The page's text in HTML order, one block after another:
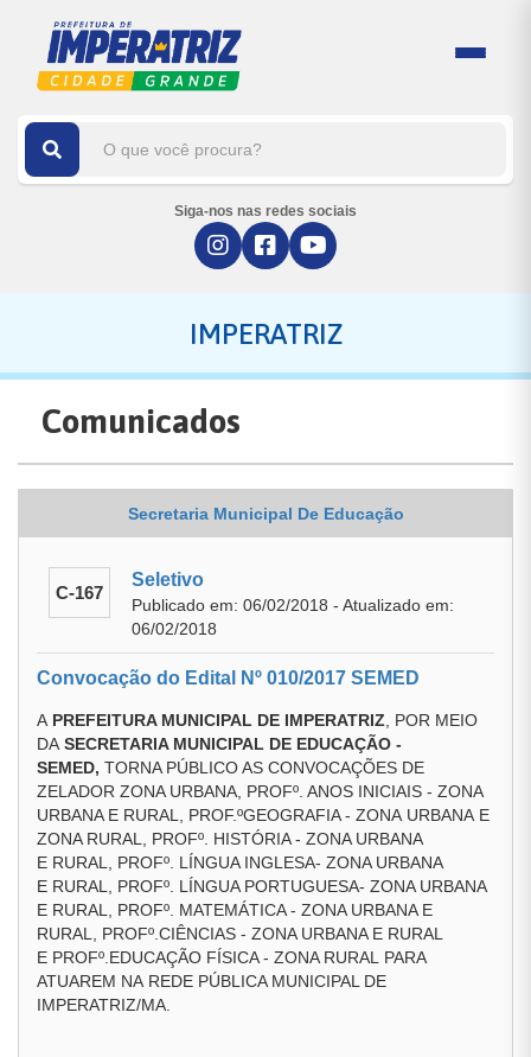
Siga-nos nas redes sociais
IMPERATRIZ
Comunicados
Secretaria Municipal De Educação
C-167
Seletivo
Publicado em: 06/02/2018 - Atualizado em:
06/02/2018
Convocação do Edital Nº 010/2017 SEMED
A PREFEITURA MUNICIPAL DE IMPERATRIZ , POR MEIO
DA SECRETARIA MUNICIPAL DE EDUCAÇÃO -
SEMED, TORNA PÚBLICO AS CONVOCAÇÕES DE
ZELADOR ZONA URBANA, PROFº. ANOS INICIAIS - ZONA
URBANA E RURAL, PROF.ºGEOGRAFIA - ZONA URBANA E
ZONA RURAL, PROFº. HISTÓRIA - ZONA URBANA
E RURAL, PROFº. LÍNGUA INGLESA- ZONA URBANA
E RURAL, PROFº. LÍNGUA PORTUGUESA- ZONA URBANA
E RURAL, PROFº. MATEMÁTICA - ZONA URBANA E
RURAL, PROFº.CIÊNCIAS - ZONA URBANA E RURAL
E PROFº.EDUCAÇÃO FÍSICA - ZONA RURAL PARA
ATUAREM NA REDE PÚBLICA MUNICIPAL DE
IMPERATRIZ/MA.